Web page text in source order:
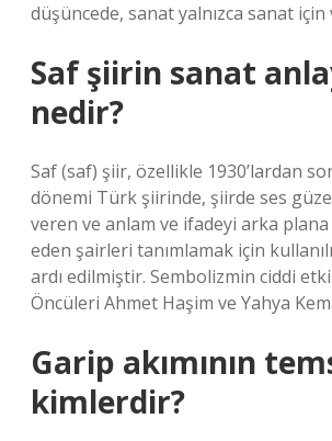
düşüncede, sanat yalnızca sanat için
Saf şiirin sanat
nedir?
Saf (saf) şiir, özellikle 1930’lardan
dönemi Türk şiirinde, şiirde ses
veren ve anlam ve ifadeyi arka plana
eden şairleri tanımlamak için
ardı edilmiştir. Sembolizmin ciddi
Öncüleri Ahmet Haşim ve Yahya
Garip akımının
kimlerdir?